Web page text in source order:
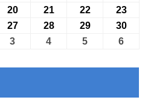
2020.08.2026
2121.08.2026
2222.08.2026
23
2727.08.2026
2828.08.2026
2929.08.2026
30
3 03.09.2026
4 04.09.2026
5 05.09.2026
6